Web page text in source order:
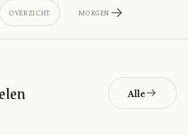
OVERZICHT MORGEN
Alle